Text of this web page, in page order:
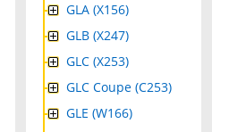
GLA (X156)
GLB (X247)
GLC (X253)
GLC Coupe (C253)
GLE (W166)